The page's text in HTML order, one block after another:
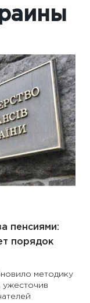
пенсиями:
порядок
методику
ужесточив